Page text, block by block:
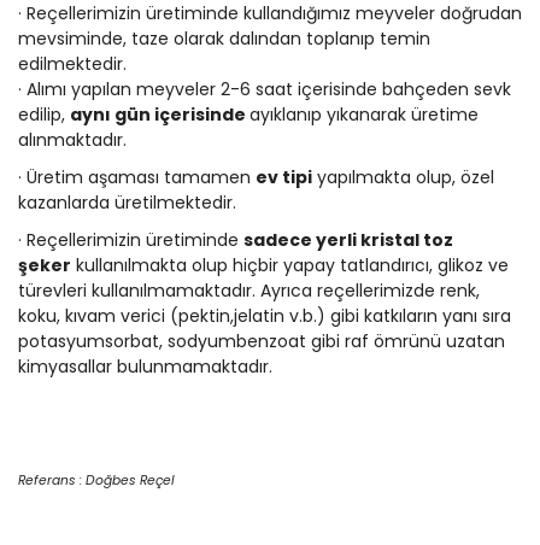
· Reçellerimizin üretiminde kullandığımız meyveler doğrudan
mevsiminde, taze olarak dalından toplanıp temin
edilmektedir.
· Alımı yapılan meyveler 2-6 saat içerisinde bahçeden sevk
edilip, aynı gün içerisinde ayıklanıp yıkanarak üretime
alınmaktadır.
· Üretim aşaması tamamen ev tipi yapılmakta olup, özel
kazanlarda üretilmektedir.
· Reçellerimizin üretiminde sadece yerli kristal toz
şeker kullanılmakta olup hiçbir yapay tatlandırıcı, glikoz ve
türevleri kullanılmamaktadır. Ayrıca reçellerimizde renk,
koku, kıvam verici (pektin,jelatin v.b.) gibi katkıların yanı sıra
potasyumsorbat, sodyumbenzoat gibi raf ömrünü uzatan
kimyasallar bulunmamaktadır.
Referans : Doğbes Reçel